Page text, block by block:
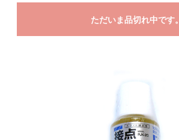
ただいま品切れ中です。